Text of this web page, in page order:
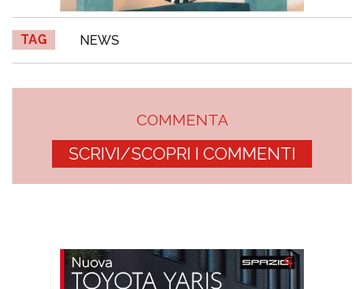
TAG NEWS
COMMENTA
SCRIVI/SCOPRI I COMMENTI